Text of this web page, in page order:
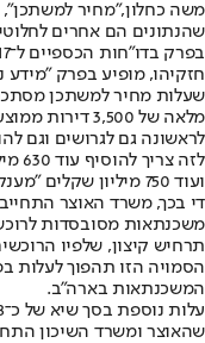
משה כחלון,"מחיר למשתכן"
שהנתונים הם אחרים
חזקיהו, מופיע בפרק "מידע
מלאה של 3,500
לראשונה גם לגרושים וגם
ועוד 750 מיליון
די בכך, משרד האוצר התחייב
משכנתאות מסובסדות
תרחיש קיצון, שלפיו
הסמויה הזו תהפוך לעלות
המשכנתאות בארה"ב.
שהאוצר ומשרד השיכון